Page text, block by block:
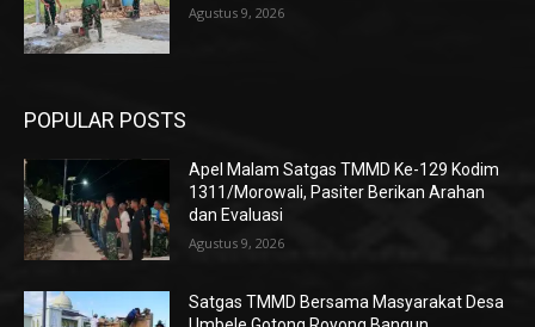
Agustus 9, 2026
POPULAR POSTS
Apel Malam Satgas TMMD Ke-129 Kodim
1311/Morowali, Pasiter Berikan Arahan
dan Evaluasi
Agustus 9, 2026
Satgas TMMD Bersama Masyarakat Desa